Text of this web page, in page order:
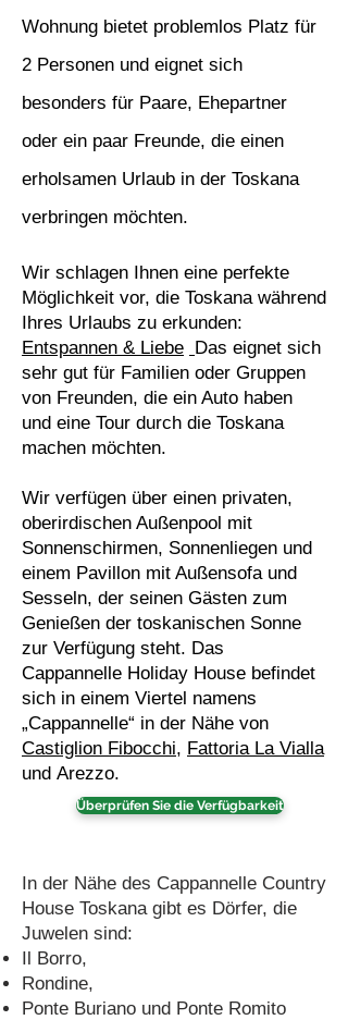
Wohnung bietet problemlos Platz für
2 Personen und eignet sich
besonders für Paare, Ehepartner
oder ein paar Freunde, die einen
erholsamen Urlaub in der Toskana
verbringen möchten.
Wir schlagen Ihnen eine perfekte
Möglichkeit vor, die Toskana während
Ihres Urlaubs zu erkunden:
Entspannen & Liebe Das eignet sich
sehr gut für Familien oder Gruppen
von Freunden, die ein Auto haben
und eine Tour durch die Toskana
machen möchten.
Wir verfügen über einen privaten,
oberirdischen Außenpool mit
Sonnenschirmen, Sonnenliegen und
einem Pavillon mit Außensofa und
Sesseln, der seinen Gästen zum
Genießen der toskanischen Sonne
zur Verfügung steht. Das
Cappannelle Holiday House befindet
sich in einem Viertel namens
„Cappannelle“ in der Nähe von
Castiglion Fibocchi, Fattoria La Vialla
und Arezzo.
Überprüfen Sie die Verfügbarkeit
In der Nähe des Cappannelle Country
House Toskana gibt es Dörfer, die
Juwelen sind:
Il Borro,
Rondine,
Ponte Buriano und Ponte Romito